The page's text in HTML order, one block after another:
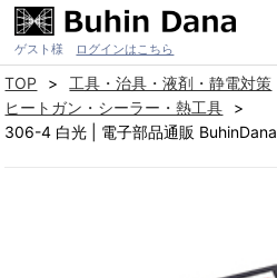
ゲスト様 ログインはこちら
TOP
工具・治具・液剤・静電対策
ヒートガン・シーラー・熱工具
306-4 白光 | 電子部品通販 BuhinDana